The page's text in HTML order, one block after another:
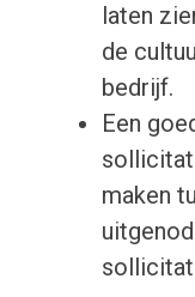
laten
de
bedrijf.
Een
maken